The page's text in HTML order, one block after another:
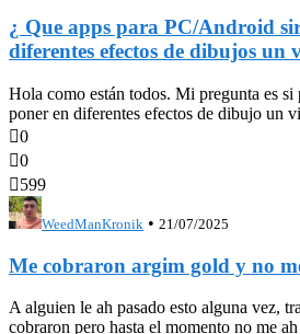
¿ Que apps para PC/Android
diferentes efectos de dibujos un
Hola como están todos. Mi pregunta es
poner en diferentes efectos de dibujo un
0
0
599
WeedManKronik • 21/07/2025
Me cobraron argim gold y no
A alguien le ah pasado esto alguna vez,
cobraron pero hasta el momento no me